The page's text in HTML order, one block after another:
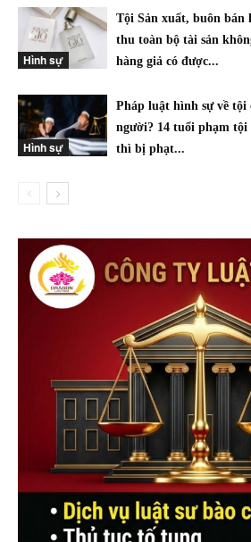
Hình sự
Tội Sản xuất, buôn bán
thu toàn bộ tài sản
hàng giả có được...
Hình sự
Pháp luật hình sự về tội
người? 14 tuổi phạm
thì bị phạt...